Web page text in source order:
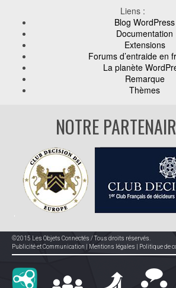
Liens :
Blog WordPress
Documentation
Extensions
Forums d’entraide en
La planète
Remarque
Thèmes
NOTRE
©2015 Les Objets Connectés / Tous droits réservés.
Publicité et Communication
Mentions légales Politique de